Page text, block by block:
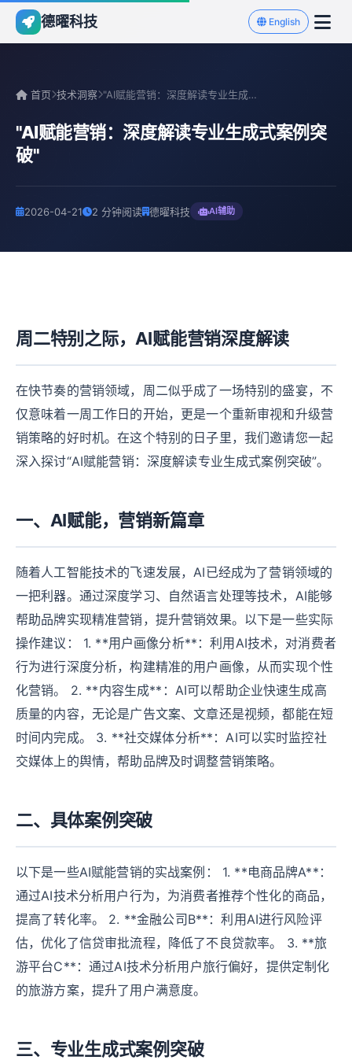
德曜科技 English
首页 技术洞察 "AI赋能营销：深度解读专业生成式案例突破"
"AI赋能营销：深度解读专业生成式案例突
破"
2026-04-21 2 分钟阅读 德曜科技 AI辅助
周二特别之际，AI赋能营销深度解读
在快节奏的营销领域，周二似乎成了一场特别的盛宴，不
仅意味着一周工作日的开始，更是一个重新审视和升级营
销策略的好时机。在这个特别的日子里，我们邀请您一起
深入探讨“AI赋能营销：深度解读专业生成式案例突破”。
一、AI赋能，营销新篇章
随着人工智能技术的飞速发展，AI已经成为了营销领域的
一把利器。通过深度学习、自然语言处理等技术，AI能够
帮助品牌实现精准营销，提升营销效果。以下是一些实际
操作建议： 1. **用户画像分析**：利用AI技术，对消费者
行为进行深度分析，构建精准的用户画像，从而实现个性
化营销。 2. **内容生成**：AI可以帮助企业快速生成高
质量的内容，无论是广告文案、文章还是视频，都能在短
时间内完成。 3. **社交媒体分析**：AI可以实时监控社
交媒体上的舆情，帮助品牌及时调整营销策略。
二、具体案例突破
以下是一些AI赋能营销的实战案例： 1. **电商品牌A**：
通过AI技术分析用户行为，为消费者推荐个性化的商品，
提高了转化率。 2. **金融公司B**：利用AI进行风险评
估，优化了信贷审批流程，降低了不良贷款率。 3. **旅
游平台C**：通过AI技术分析用户旅行偏好，提供定制化
的旅游方案，提升了用户满意度。
三、专业生成式案例突破